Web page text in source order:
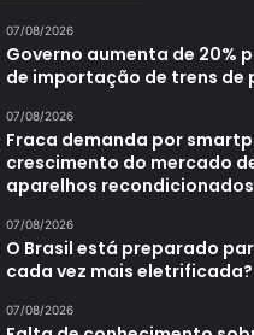
07/08/2026
Governo aumenta de 20%
de importação de trens de
07/08/2026
Fraca demanda por
crescimento do mercado
aparelhos recondicionados
07/08/2026
O Brasil está preparado
cada vez mais eletrificada?
07/08/2026